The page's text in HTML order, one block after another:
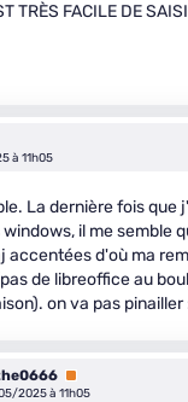
TRÈS FACILE DE
à 11h05
La dernière fois que
il me semble
accentées d'où ma
de libreoffice au
on va pas pinailler
Premium
2025 à 11h05